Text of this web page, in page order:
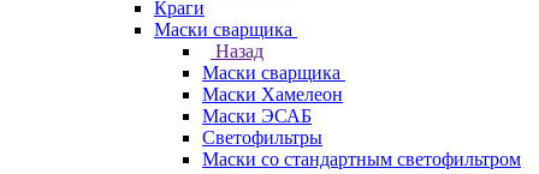
Краги
Маски сварщика
Назад
Маски сварщика
Маски Хамелеон
Маски ЭСАБ
Светофильтры
Маски со стандартным светофильтром